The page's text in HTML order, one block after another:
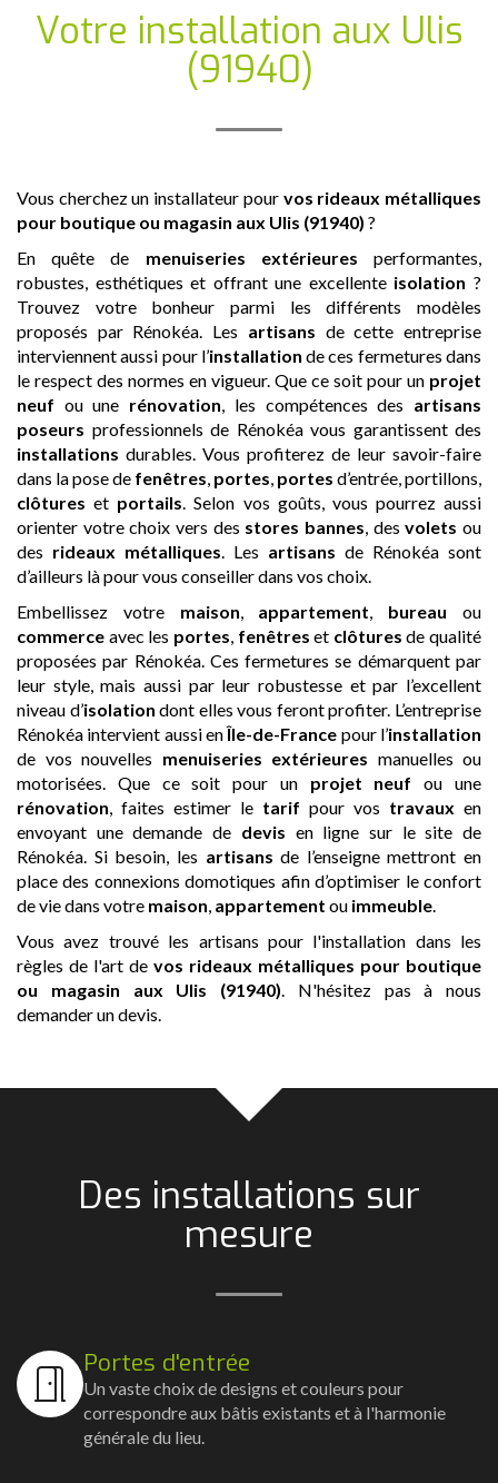
Votre installation aux Ulis
(91940)
Vous cherchez un installateur pour vos rideaux métalliques
pour boutique ou magasin aux Ulis (91940) ?
En quête de menuiseries extérieures performantes,
robustes, esthétiques et offrant une excellente isolation ?
Trouvez votre bonheur parmi les différents modèles
proposés par Rénokéa. Les artisans de cette entreprise
interviennent aussi pour l’installation de ces fermetures dans
le respect des normes en vigueur. Que ce soit pour un projet
neuf ou une rénovation, les compétences des artisans
poseurs professionnels de Rénokéa vous garantissent des
installations durables. Vous profiterez de leur savoir-faire
dans la pose de fenêtres, portes, portes d’entrée, portillons,
clôtures et portails. Selon vos goûts, vous pourrez aussi
orienter votre choix vers des stores bannes, desvolets ou
des rideaux métalliques. Les artisans de Rénokéa sont
d’ailleurs là pour vous conseiller dans vos choix.
Embellissez votre maison, appartement, bureau ou
commerce avec les portes, fenêtres et clôtures de qualité
proposées par Rénokéa. Ces fermetures se démarquent par
leur style, mais aussi par leur robustesse et par l’excellent
niveau d’isolation dont elles vous feront profiter. L’entreprise
Rénokéa intervient aussi enÎle-de-France pour l’installation
de vos nouvelles menuiseries extérieures manuelles ou
motorisées. Que ce soit pour un projet neuf ou une
rénovation, faites estimer le tarif pour vos travaux en
envoyant une demande de devis en ligne sur le site de
Rénokéa. Si besoin, les artisans de l’enseigne mettront en
place des connexions domotiques afin d’optimiser le confort
de vie dans votre maison, appartement ou immeuble.
Vous avez trouvé les artisans pour l'installation dans les
règles de l'art de vos rideaux métalliques pour boutique
ou magasin
aux Ulis (91940). N'hésitez pas à nous
demander un devis.
Des installations sur
mesure
Portes d'entrée
Un vaste choix de designs et couleurs pour
correspondre aux bâtis existants et à l'harmonie
générale du lieu.